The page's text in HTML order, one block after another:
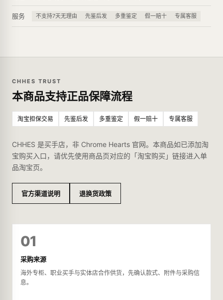
服务 不支持7天无理由 先鉴后发 多重鉴定 假一赔十 专属客服
CHHES TRUST
本商品支持正品保障流程
淘宝担保交易 先鉴后发 多重鉴定 假一赔十 专属客服
CHHES 是买手店，非 Chrome Hearts 官网。本商品如已添加淘
宝购买入口，请优先使用商品页对应的「淘宝购买」链接进入单
品淘宝页。
官方渠道说明 退换货政策
01
采购来源
海外专柜、职业买手与实体店合作供货，先确认款式、附件与采购信
息。